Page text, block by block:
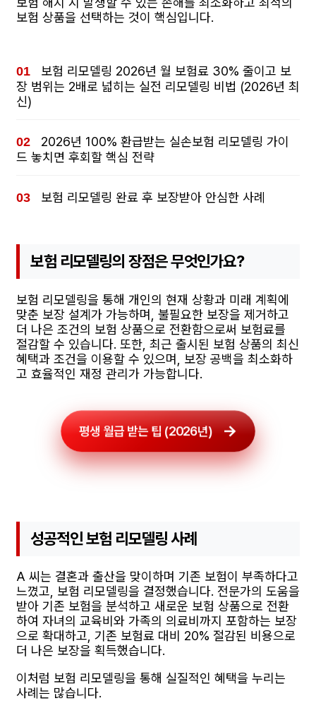
보험 상품을 선택하는 것이 핵심입니다.
보험 리모델링 2026년 월 보험료 30% 줄이고 보
장 범위는 2배로 넓히는 실전 리모델링 비법 (2026년 최
신)
2026년 100% 환급받는 실손보험 리모델링 가이
드 놓치면 후회할 핵심 전략
보험 리모델링 완료 후 보장받아 안심한 사례
보험 리모델링의 장점은 무엇인가요?
보험 리모델링을 통해 개인의 현재 상황과 미래 계획에
맞춘 보장 설계가 가능하며, 불필요한 보장을 제거하고
더 나은 조건의 보험 상품으로 전환함으로써 보험료를
절감할 수 있습니다. 또한, 최근 출시된 보험 상품의 최신
혜택과 조건을 이용할 수 있으며, 보장 공백을 최소화하
고 효율적인 재정 관리가 가능합니다.
평생 월급 받는 팁 (2026년)
성공적인 보험 리모델링 사례
A 씨는 결혼과 출산을 맞이하며 기존 보험이 부족하다고
느꼈고, 보험 리모델링을 결정했습니다. 전문가의 도움을
받아 기존 보험을 분석하고 새로운 보험 상품으로 전환
하여 자녀의 교육비와 가족의 의료비까지 포함하는 보장
으로 확대하고, 기존 보험료 대비 20% 절감된 비용으로
더 나은 보장을 획득했습니다.
이처럼 보험 리모델링을 통해 실질적인 혜택을 누리는
사례는 많습니다.